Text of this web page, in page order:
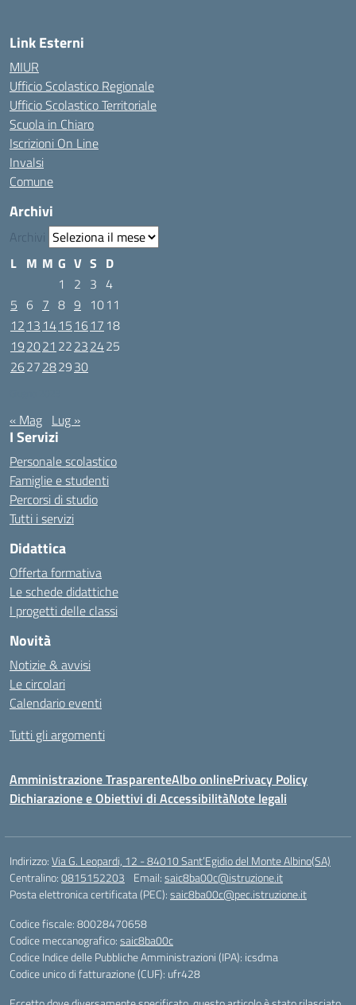
Link Esterni
MIUR
Ufficio Scolastico Regionale
Ufficio Scolastico Territoriale
Scuola in Chiaro
Iscrizioni On Line
Invalsi
Comune
Archivi
Archivi
L M M G V S D
1
2 3 4
5 6 7 8 9 1011
12 13 1415 1617 18
192021 22232425
2627282930
« Mag Lug »
I Servizi
Personale scolastico
Famiglie e studenti
Percorsi di studio
Tutti i servizi
Didattica
Offerta formativa
Le schede didattiche
I progetti delle classi
Novità
Notizie & avvisi
Le circolari
Calendario eventi
Tutti gli argomenti
Amministrazione TrasparenteAlbo onlinePrivacy Policy
Dichiarazione e Obiettivi di AccessibilitàNote legali
Indirizzo:Via G. Leopardi, 12 - 84010 Sant’Egidio del Monte Albino(SA)
Centralino:0815152203 Email:saic8ba00c@istruzione.it
Posta elettronica certificata (PEC):saic8ba00c@pec.istruzione.it
Codice fiscale: 80028470658
Codice meccanografico:saic8ba00c
Codice Indice delle Pubbliche Amministrazioni (IPA): icsdma
Codice unico di fatturazione (CUF): ufr428